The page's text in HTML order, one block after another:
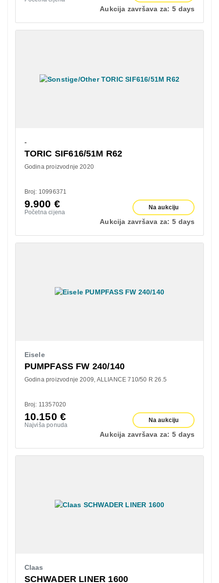
Aukcija završava za: 5 days
-
TORIC SIF616/51M R62
Godina proizvodnje 2020
Broj: 10996371
9.900 €
Početna cijena
Na aukciju
Aukcija završava za: 5 days
Eisele
PUMPFASS FW 240/140
Godina proizvodnje 2009 ALLIANCE 710/50 R 26.5
Broj: 11357020
10.150 €
Najviša ponuda
Na aukciju
Aukcija završava za: 5 days
Claas
SCHWADER LINER 1600